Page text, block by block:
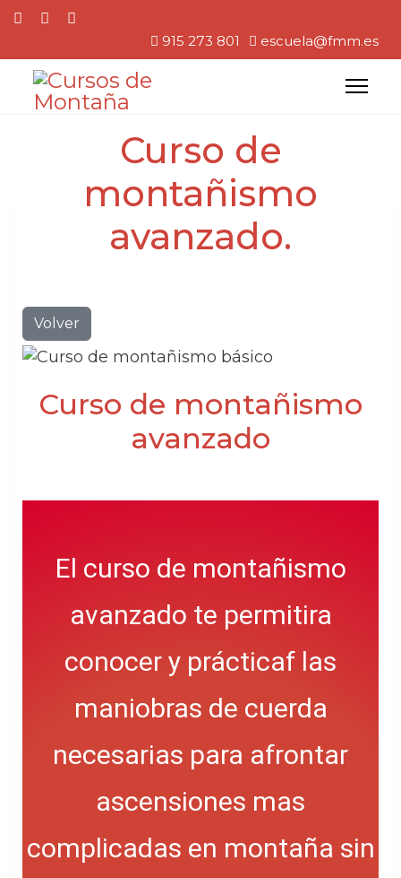
915 273 801 escuela@fmm.es
Curso de
montañismo
avanzado.
Volver
Curso de montañismo
avanzado
El curso de montañismo
avanzado te permitira
conocer y prácticaf las
maniobras de cuerda
necesarias para afrontar
ascensiones mas
complicadas en montaña sin